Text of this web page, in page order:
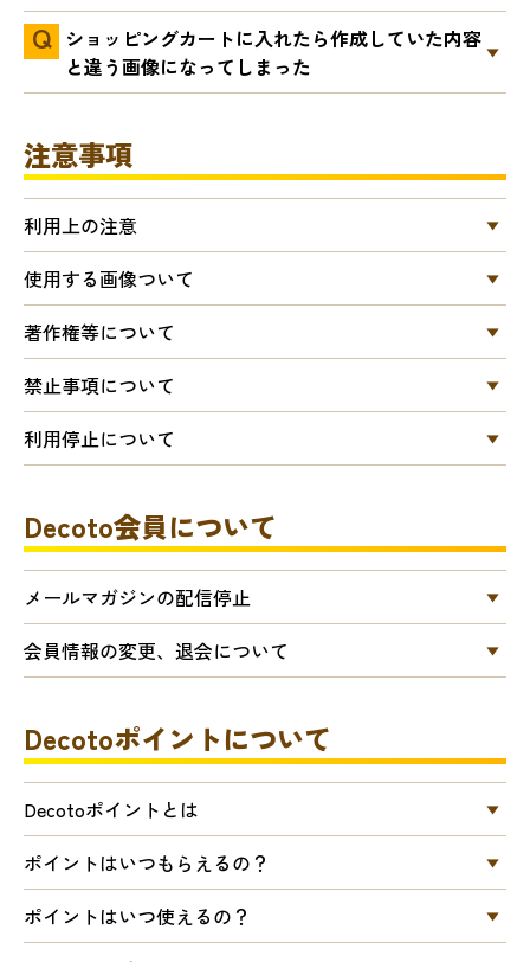
ショッピングカートに入れたら作成していた内容
と違う画像になってしまった
注意事項
利用上の注意
使用する画像ついて
著作権等について
禁止事項について
利用停止について
Decoto会員について
メールマガジンの配信停止
会員情報の変更、退会について
Decotoポイントについて
Decotoポイントとは
ポイントはいつもらえるの？
ポイントはいつ使えるの？